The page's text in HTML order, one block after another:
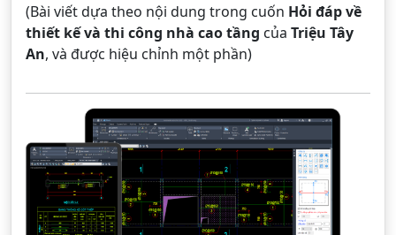
(Bài viết dựa theo nội dung trong cuốn Hỏi đáp về
thiết kế và thi công nhà cao tầng của Triệu Tây
An, và được hiệu chỉnh một phần)